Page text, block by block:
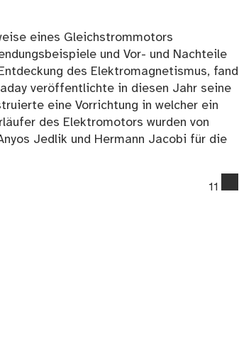
eines Gleichstrommotors
und Vor- und Nachteile
des Elektromagnetismus, fand
veröffentlichte in diesen Jahr seine
eine Vorrichtung in welcher ein
des Elektromotors wurden von
Jedlik und Hermann Jacobi für die
11